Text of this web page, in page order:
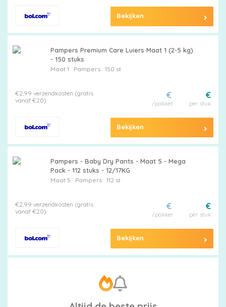
Bekijken
Pampers Premium Care Luiers Maat 1 (2-5 kg)
- 150 stuks
Maat 1 Pampers150 st
€2,99 verzendkosten (gratis
vanaf €20)
€
per stuk
€
/pakket
Bekijken
Pampers - Baby Dry Pants - Maat 5 - Mega
Pack - 112 stuks - 12/17KG
Maat 5 Pampers112 st
€2,99 verzendkosten (gratis
vanaf €20)
€
per stuk
€
/pakket
Bekijken